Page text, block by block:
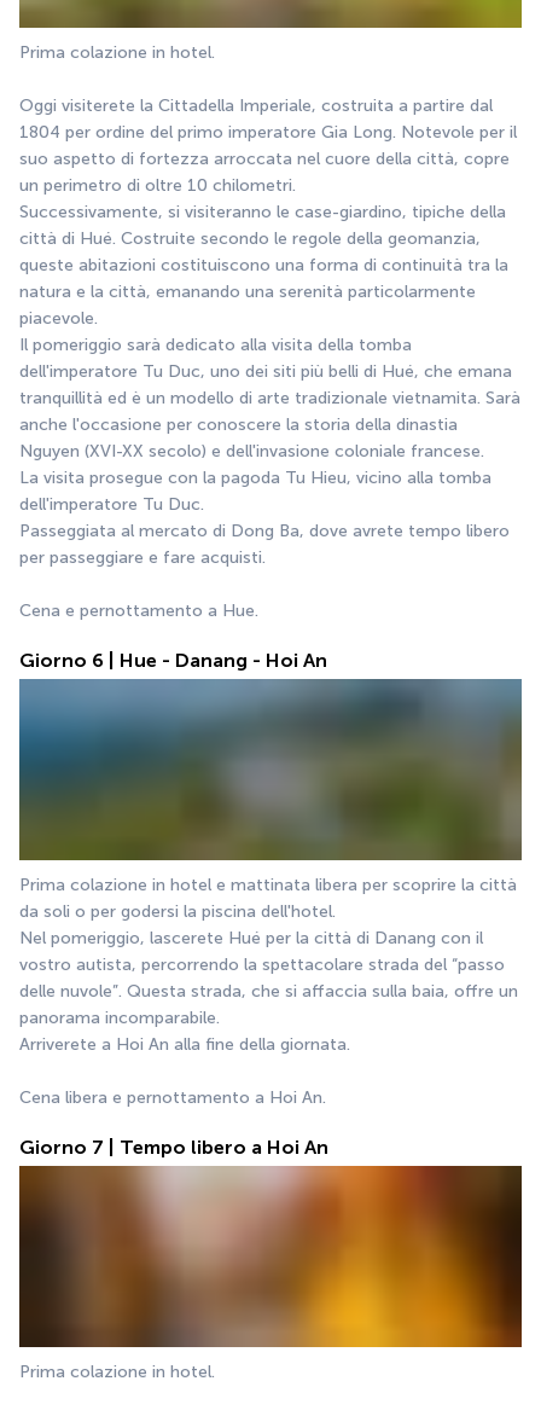
Prima colazione in hotel.
Oggi visiterete la Cittadella Imperiale, costruita a partire dal
1804 per ordine del primo imperatore Gia Long. Notevole per il
suo aspetto di fortezza arroccata nel cuore della città, copre
un perimetro di oltre 10 chilometri.
Successivamente, si visiteranno le case-giardino, tipiche della
città di Hué. Costruite secondo le regole della geomanzia,
queste abitazioni costituiscono una forma di continuità tra la
natura e la città, emanando una serenità particolarmente
piacevole.
Il pomeriggio sarà dedicato alla visita della tomba
dell'imperatore Tu Duc, uno dei siti più belli di Hué, che emana
tranquillità ed è un modello di arte tradizionale vietnamita. Sarà
anche l'occasione per conoscere la storia della dinastia
Nguyen (XVI-XX secolo) e dell'invasione coloniale francese.
La visita prosegue con la pagoda Tu Hieu, vicino alla tomba
dell'imperatore Tu Duc.
Passeggiata al mercato di Dong Ba, dove avrete tempo libero
per passeggiare e fare acquisti.
Cena e pernottamento a Hue.
Giorno 6 | Hue - Danang - Hoi An
Prima colazione in hotel e mattinata libera per scoprire la città
da soli o per godersi la piscina dell'hotel.
Nel pomeriggio, lascerete Hué per la città di Danang con il
vostro autista, percorrendo la spettacolare strada del “passo
delle nuvole”. Questa strada, che si affaccia sulla baia, offre un
panorama incomparabile.
Arriverete a Hoi An alla fine della giornata.
Cena libera e pernottamento a Hoi An.
Giorno 7 | Tempo libero a Hoi An
Prima colazione in hotel.